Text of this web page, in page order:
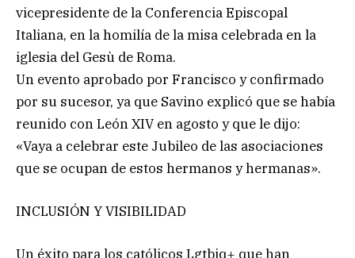
vicepresidente de la Conferencia Episcopal
Italiana, en la homilía de la misa celebrada en la
iglesia del Gesù de Roma.
Un evento aprobado por Francisco y confirmado
por su sucesor, ya que Savino explicó que se había
reunido con León XIV en agosto y que le dijo:
«Vaya a celebrar este Jubileo de las asociaciones
que se ocupan de estos hermanos y hermanas».
INCLUSIÓN Y VISIBILIDAD
Un éxito para los católicos Lgtbiq+ que han